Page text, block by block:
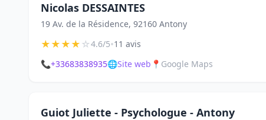
Nicolas DESSAINTES
19 Av. de la Résidence, 92160 Antony
★★★★☆4.6/5•11 avis
📞+33683838935🌐Site web 📍 Google Maps
Guiot Juliette - Psychologue - Antony